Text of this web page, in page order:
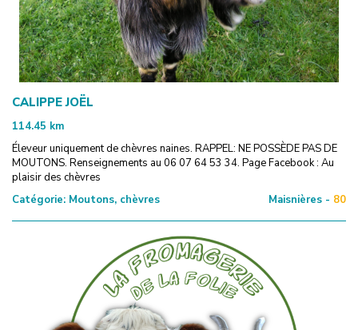
CALIPPE JOËL
114.45 km
Éleveur uniquement de chèvres naines. RAPPEL: NE POSSÈDE PAS DE
MOUTONS. Renseignements au 06 07 64 53 34. Page Facebook : Au
plaisir des chèvres
Catégorie: Moutons, chèvres Maisnières - 80